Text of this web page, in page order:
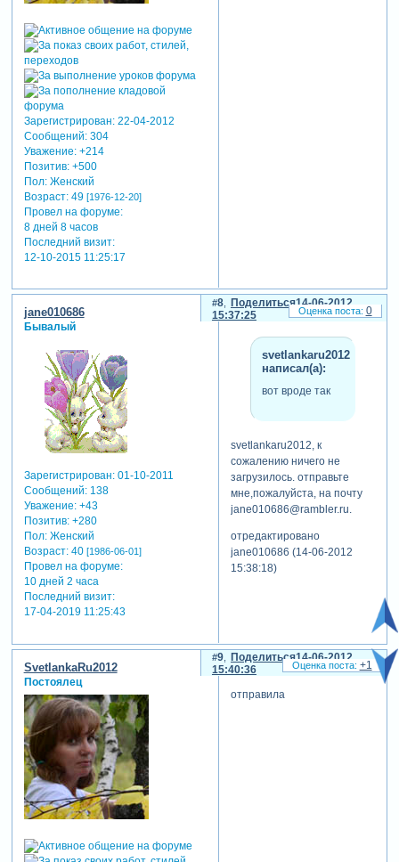
Зарегистрирован: 22-04-2012
Сообщений:304
Уважение: +214
Позитив: +500
Пол:Женский
Возраст:49 [1976-12-20]
Провел на форуме:
8 дней 8 часов
Последний визит:
12-10-2015 11:25:17
Поделиться
8
14-06-2012
15:37:25
jane010686
Бывалый
Зарегистрирован: 01-10-2011
Сообщений:138
Уважение: +43
Позитив: +280
Пол:Женский
Возраст:40 [1986-06-01]
Провел на форуме:
10 дней 2 часа
Последний визит:
17-04-2019 11:25:43
svetlankaru2012
написал(а):
вот вроде так
svetlankaru2012, к
сожалению ничего не
загрузилось. отправьте
мне,пожалуйста, на почту
jane010686@rambler.ru.
отредактировано
jane010686 (14-06-2012
15:38:18)
0
Поделиться
9
14-06-2012
15:40:36
SvetlankaRu2012
Постоялец
отправила
+1